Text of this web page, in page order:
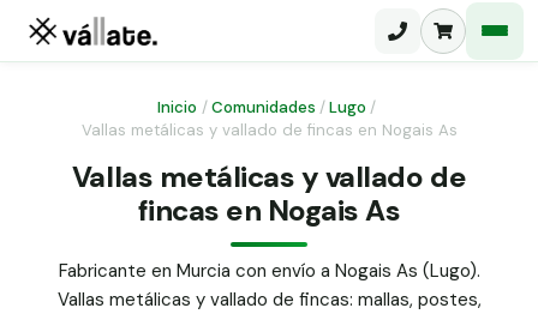
Malla ganadera
Malla simple torsión
Malla triple torsión
Puerta abatible dos hojas
Puerta acceso peatonal
Inicio /Comunidades /Lugo /
Vallas metálicas y vallado de fincas en Nogais As
Vallas metálicas y vallado de
fincas en Nogais As
Fabricante en Murcia con envío a Nogais As (Lugo).
Vallas metálicas y vallado de fincas: mallas, postes,